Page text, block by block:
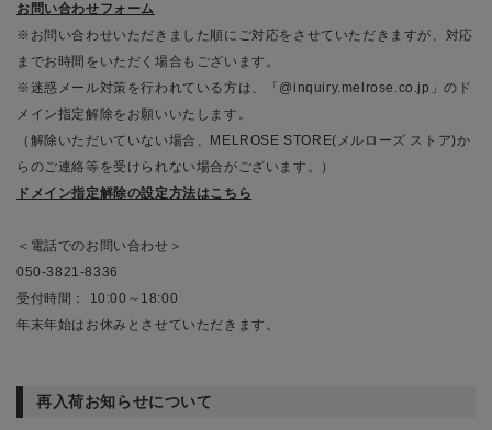
お問い合わせフォーム
※お問い合わせいただきました順にご対応をさせていただきますが、対応
までお時間をいただく場合もございます。
※迷惑メール対策を行われている方は、「@inquiry.melrose.co.jp」のド
メイン指定解除をお願いいたします。
（解除いただいていない場合、MELROSE STORE(メルローズ ストア)か
らのご連絡等を受けられない場合がございます。）
ドメイン指定解除の設定方法はこちら
＜電話でのお問い合わせ＞
050-3821-8336
受付時間： 10:00～18:00
年末年始はお休みとさせていただきます。
再入荷お知らせについて